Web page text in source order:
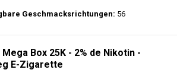
Geschmacksrichtungen: 56
Mega Box 25K - 2% de Nikotin -
E-Zigarette